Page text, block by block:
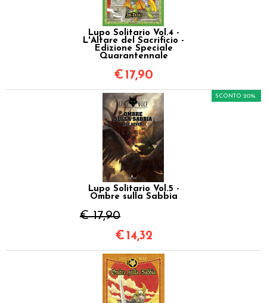
Lupo Solitario Vol.4 -
L'Altare del Sacrificio -
Edizione Speciale
Quarantennale
€ 17,90
Lupo Solitario Vol.5 -
Ombre sulla Sabbia
€ 17,90
SCONTO 20%
€ 14,32